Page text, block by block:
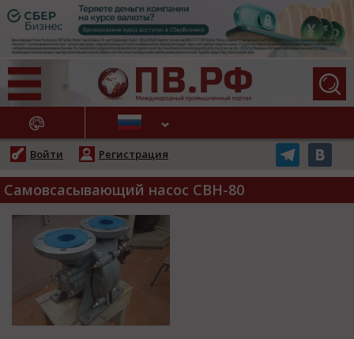
НОВОСТИ
Войти Регистрация
Самовсасывающий насос СВН-80